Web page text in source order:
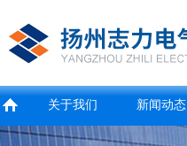
关于我们 新闻动态